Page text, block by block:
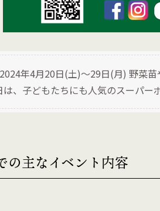
2024年4月20日(土)〜29日(月) 野菜
、子どもたちにも人気のスーパー
の主なイベント内容